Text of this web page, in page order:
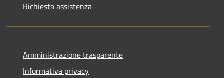
Richiesta assistenza
Amministrazione trasparente
Informativa privacy